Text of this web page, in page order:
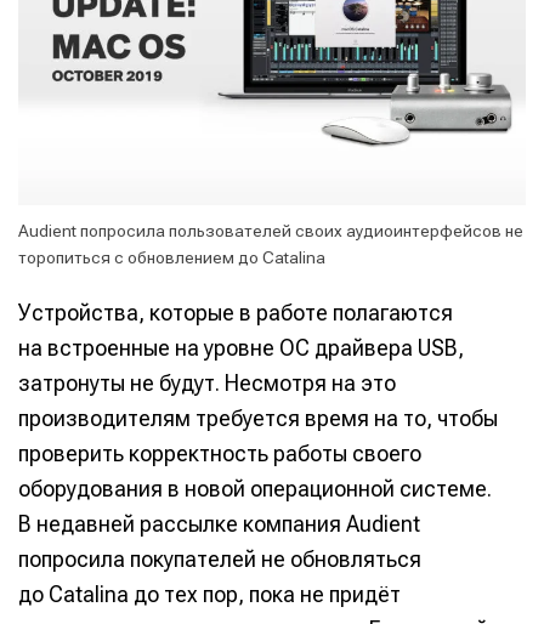
Audient попросила пользователей своих аудиоинтерфейсов не
торопиться с обновлением до Catalina
Устройства, которые в работе полагаются
на встроенные на уровне ОС драйвера USB,
затронуты не будут. Несмотря на это
производителям требуется время на то, чтобы
проверить корректность работы своего
оборудования в новой операционной системе.
В недавней рассылке компания Audient
попросила покупателей не обновляться
до Catalina до тех пор, пока не придёт